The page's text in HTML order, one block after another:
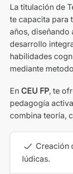
La titulación de
te capacita para
años, diseñando
desarrollo
habilidades
mediante
En CEU FP, te
pedagogía
combina teoría,
Creación
lúdicas.